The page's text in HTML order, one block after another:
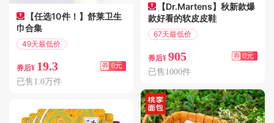
【任选10件！】舒莱卫生
巾合集
49天最低价
券后¥ 19.3 券 0元
已售1.0万件
【Dr.Martens】秋新款爆
款好看的软皮皮鞋
67天最低价
券后¥ 905 券 0元
已售1000件